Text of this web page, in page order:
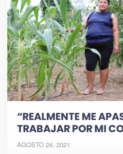
“REALMENTE ME
TRABAJAR POR MI
AGOSTO 24, 2021